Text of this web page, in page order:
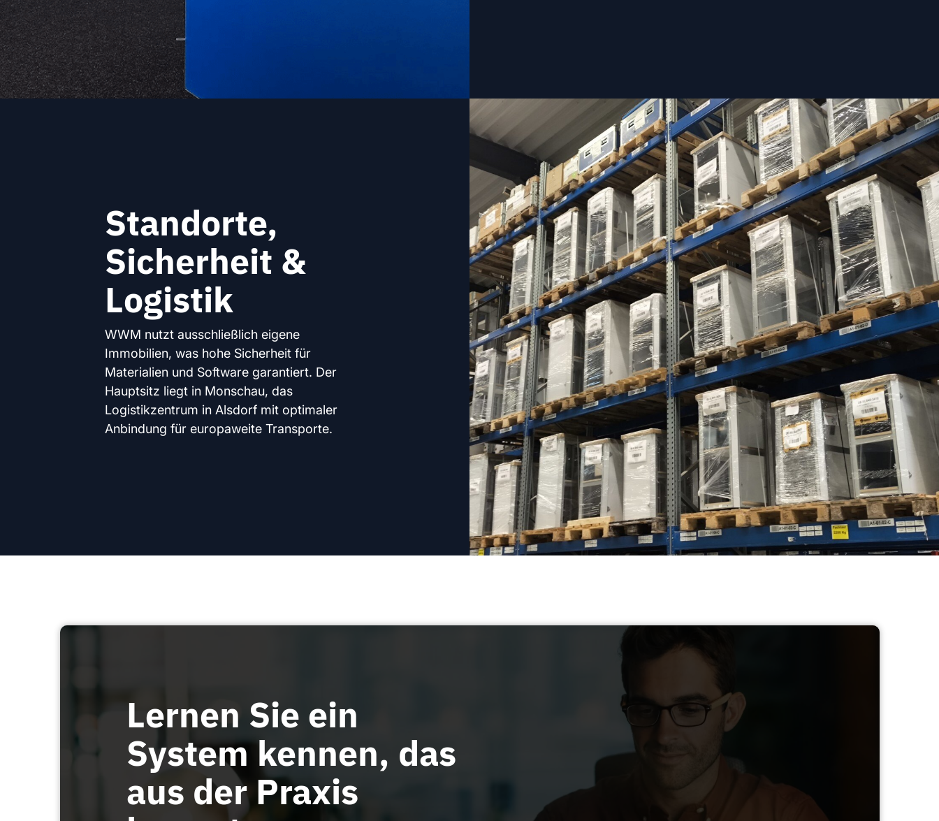
Standorte,
Sicherheit &
Logistik
WWM nutzt ausschließlich eigene
Immobilien, was hohe Sicherheit für
Materialien und Software garantiert. Der
Hauptsitz liegt in Monschau, das
Logistikzentrum in Alsdorf mit optimaler
Anbindung für europaweite Transporte.
Lernen Sie ein
System kennen, das
aus der Praxis